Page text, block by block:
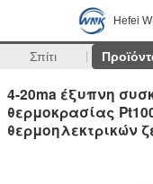
Hefei
Σπίτι
4-20ma έξυπνη
θερμοκρασίας
θερμοηλεκτρικών